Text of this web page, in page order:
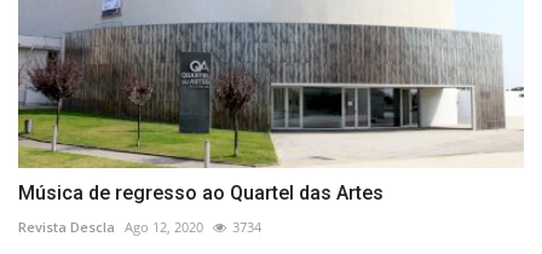
Música de regresso ao Quartel das Artes
Revista Descla Ago 12, 2020 3734